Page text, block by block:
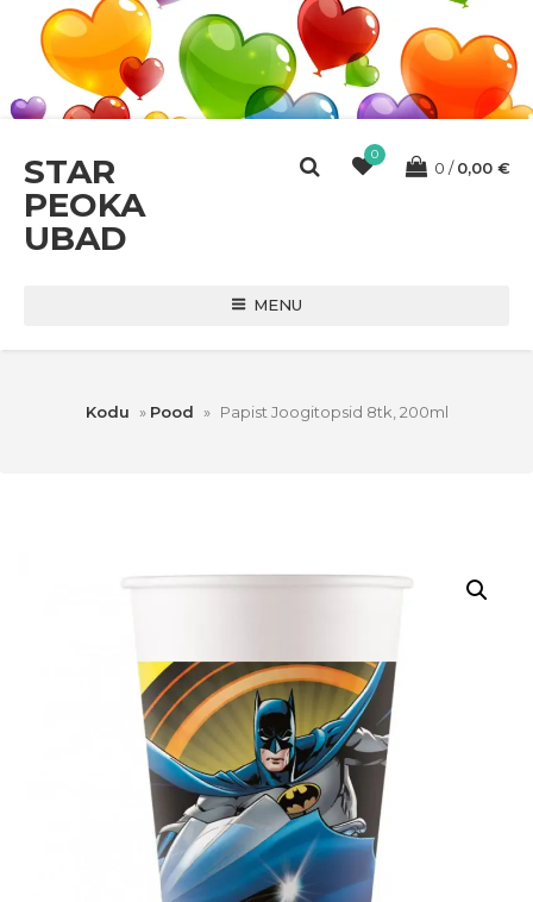
STAR
PEOKA
UBAD
0
0 0,00 €
MENU
Kodu » Pood » Papist Joogitopsid 8tk, 200ml